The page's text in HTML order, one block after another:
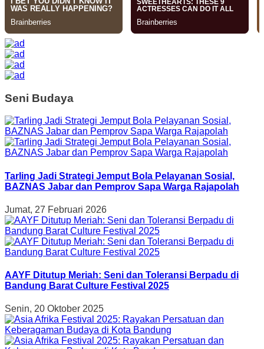
Seni Budaya
Tarling Jadi Strategi Jemput Bola Pelayanan Sosial,
BAZNAS Jabar dan Pemprov Sapa Warga Rajapolah
Jumat, 27 Februari 2026
AAYF Ditutup Meriah: Seni dan Toleransi Berpadu di
Bandung Barat Culture Festival 2025
Senin, 20 Oktober 2025